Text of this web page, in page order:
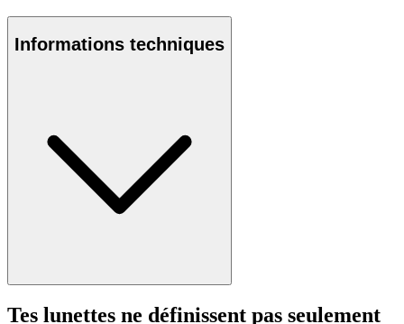
Informations techniques
Tes lunettes ne définissent pas seulement